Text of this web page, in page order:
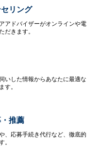
リング
アドバイザーがオンラインや電
だきます。
いした情報からあなたに最適な
す。
推薦
、応募手続き代行など、徹底的
。